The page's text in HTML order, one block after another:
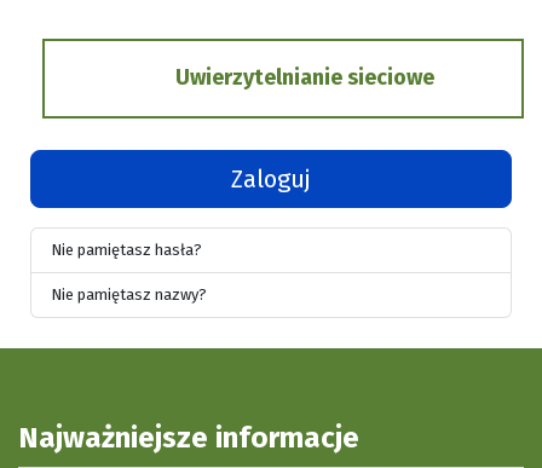
Uwierzytelnianie sieciowe
Zaloguj
Nie pamiętasz hasła?
Nie pamiętasz nazwy?
Najważniejsze informacje